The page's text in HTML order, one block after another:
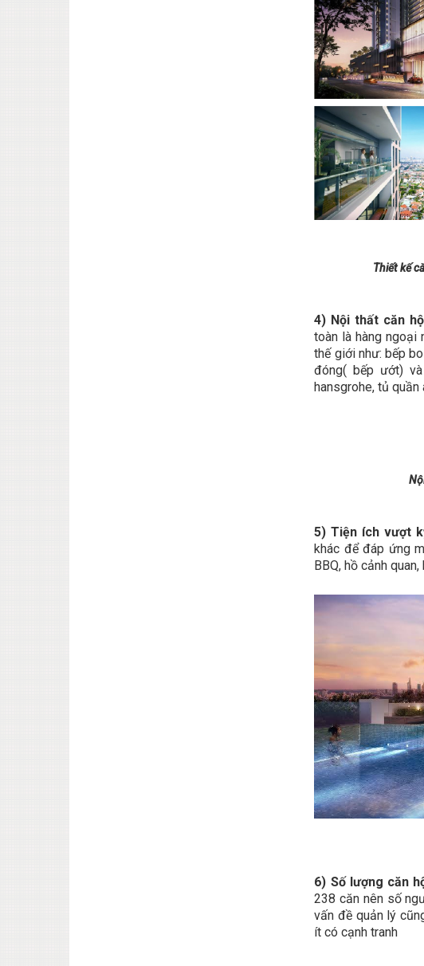
Thiết kế
4) Nội thất căn
toàn là hàng ngoại
thế giới như: bếp
đóng( bếp ướt)
hansgrohe, tủ quần
5) Tiện ích vượt
khác để đáp ứng
BBQ, hồ cảnh
6) Số lượng căn
238 căn nên số
vấn đề quản lý
ít có cạnh tranh